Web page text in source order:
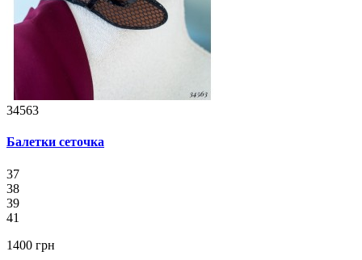
34563
Балетки сеточка
37
38
39
41
1400 грн